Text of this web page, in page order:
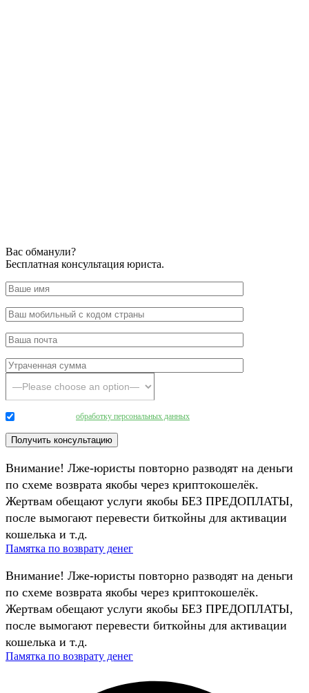
Вас обманули?
Бесплатная консультация юриста.
обработку персональных данных
Внимание! Лже-юристы повторно разводят на деньги
по схеме возврата якобы через криптокошелёк.
Жертвам обещают услуги якобы БЕЗ ПРЕДОПЛАТЫ,
после вымогают перевести биткойны для активации
кошелька и т.д.
Памятка по возврату денег
Внимание! Лже-юристы повторно разводят на деньги
по схеме возврата якобы через криптокошелёк.
Жертвам обещают услуги якобы БЕЗ ПРЕДОПЛАТЫ,
после вымогают перевести биткойны для активации
кошелька и т.д.
Памятка по возврату денег